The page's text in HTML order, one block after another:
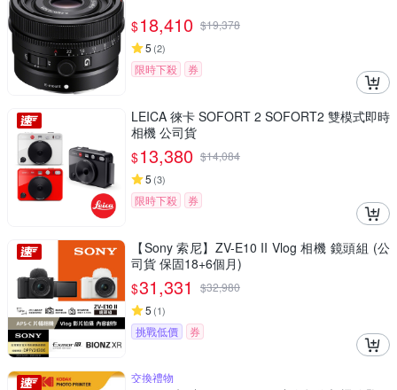
$18,410 $19,378
5 (2)
限時下殺 券
LEICA 徠卡 SOFORT 2 SOFORT2 雙模式即時
相機 公司貨
$13,380 $14,084
5 (3)
限時下殺 券
【Sony 索尼】ZV-E10 II Vlog 相機 鏡頭組 (公
司貨 保固18+6個月)
$31,331 $32,980
5 (1)
挑戰低價 券
交換禮物